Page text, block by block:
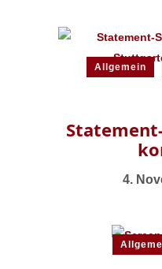
Allgemein
4.